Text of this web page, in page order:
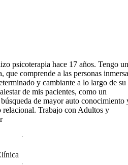
psicoterapia hace 17 años. Tengo
que comprende a las personas
y cambiante a lo largo de su
de mis pacientes, como un
de mayor auto conocimiento
relacional. Trabajo con Adultos y